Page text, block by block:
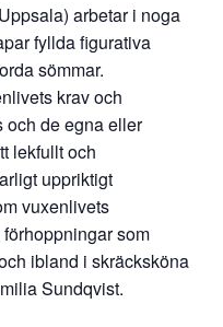
arbetar i noga
fyllda figurativa
sömmar.
krav och
och de egna eller
lekfullt och
uppriktigt
vuxenlivets
som
ibland i skräcksköna
Sundqvist.